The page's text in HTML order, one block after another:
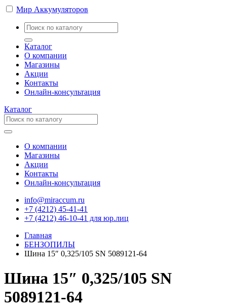
Мир Аккумуляторов
Каталог
О компании
Магазины
Акции
Контакты
Онлайн-консультация
Каталог
О компании
Магазины
Акции
Контакты
Онлайн-консультация
info@miraccum.ru
+7 (4212) 45-41-41
+7 (4212) 46-10-41 для юр.лиц
Главная
БЕНЗОПИЛЫ
Шина 15″ 0,325/105 SN 5089121-64
Шина 15″ 0,325/105 SN
5089121-64